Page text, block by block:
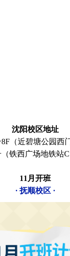
沈阳校区地址
（近碧塘公园西
铁西广场地铁站
11 月 开班
· 抚顺校区 ·